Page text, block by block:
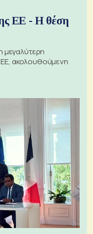
ΕΕ - Η θέση
μεγαλύτερη
ακολουθούμενη